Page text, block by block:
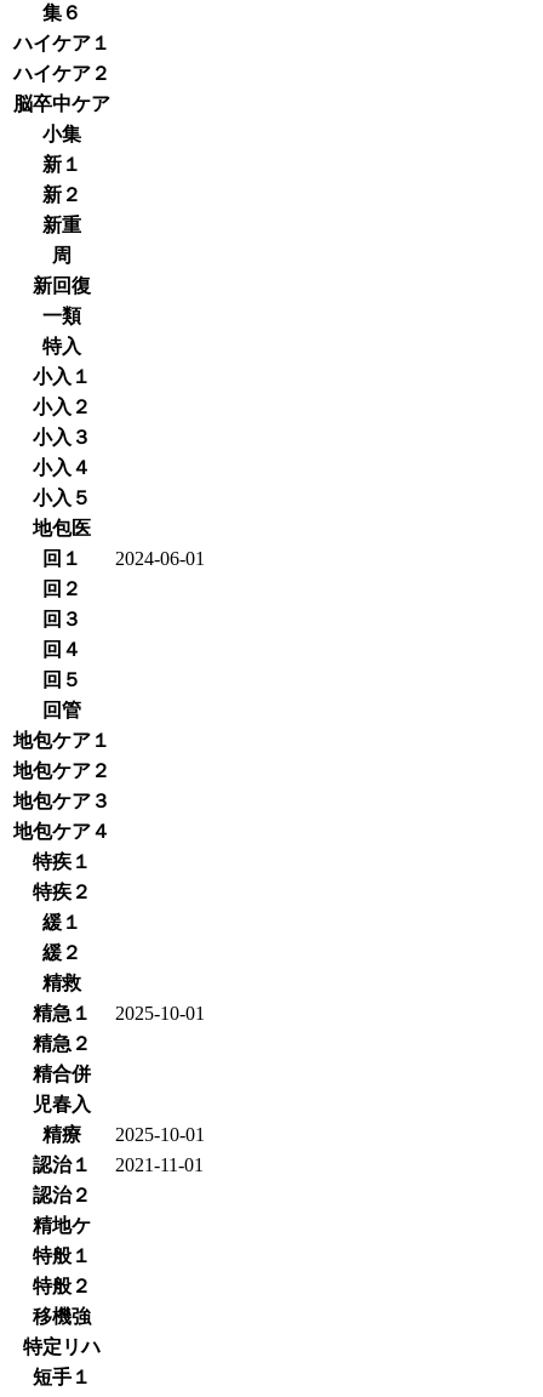
集６
ハイケア１
ハイケア２
脳卒中ケア
小集
新１
新２
新重
周
新回復
一類
特入
小入１
小入２
小入３
小入４
小入５
地包医
回１
2024-06-01
回２
回３
回４
回５
回管
地包ケア１
地包ケア２
地包ケア３
地包ケア４
特疾１
特疾２
緩１
緩２
精救
精急１
2025-10-01
精急２
精合併
児春入
精療
2025-10-01
認治１
2021-11-01
認治２
精地ケ
特般１
特般２
移機強
特定リハ
短手１